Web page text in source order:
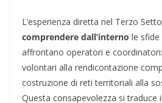
L’esperienza diretta nel Terzo
comprendere dall’interno le sfide
affrontano operatori e
volontari alla rendicontazione
costruzione di reti territoriali alla
Questa consapevolezza si traduce